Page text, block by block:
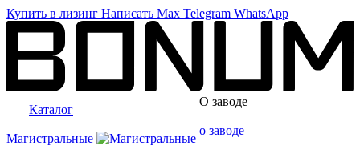
Купить в лизинг Написать Max Telegram WhatsApp
Каталог
Магистральные
О заводе
о заводе